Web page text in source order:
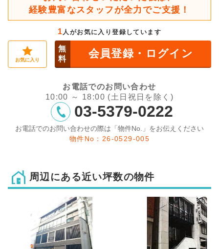
経験豊富なスタッフが全力でご支援！
1人がお気に入り登録しています
お気に入り
無
料
会員登録・ログイン
お電話でのお問い合わせ
10:00 ～ 18:00 (土日祝日を除く)
03-5379-0222
お電話でのお問い合わせの際は「物件No.」をお伝えください
物件No：26-0529-005
周辺にある近い坪数の物件